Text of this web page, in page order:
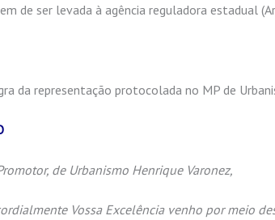
de ser levada à agência reguladora estadual
da representação protocolada no MP de
de Urbanismo Henrique Varonez,
Vossa Excelência venho por meio